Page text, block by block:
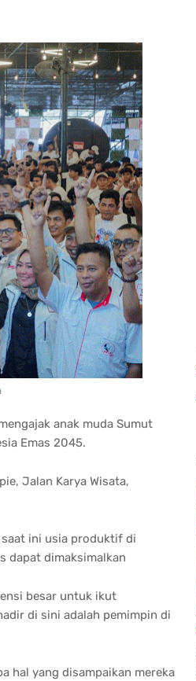
anak muda Sumut
Emas 2045.
Jalan Karya Wisata,
saat ini usia produktif di
dapat dimaksimalkan
besar untuk ikut
di sini adalah pemimpin di
hal yang disampaikan mereka